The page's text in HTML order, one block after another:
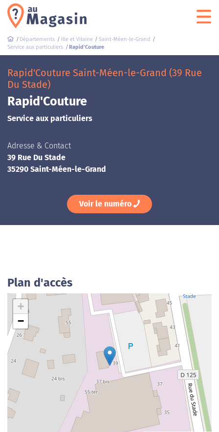
Départements Ille et Vilaine
Saint-Méen-le-Grand
Service aux particuliers
Rapid'Couture
Rapid'Couture Saint-Méen-le-Grand (39 Rue
Du Stade)
Rapid'Couture
Service aux particuliers
Adresse & Contact
39 Rue Du Stade
35290 Saint-Méen-le-Grand
Voir le numéro
Plan d'accès
+
−